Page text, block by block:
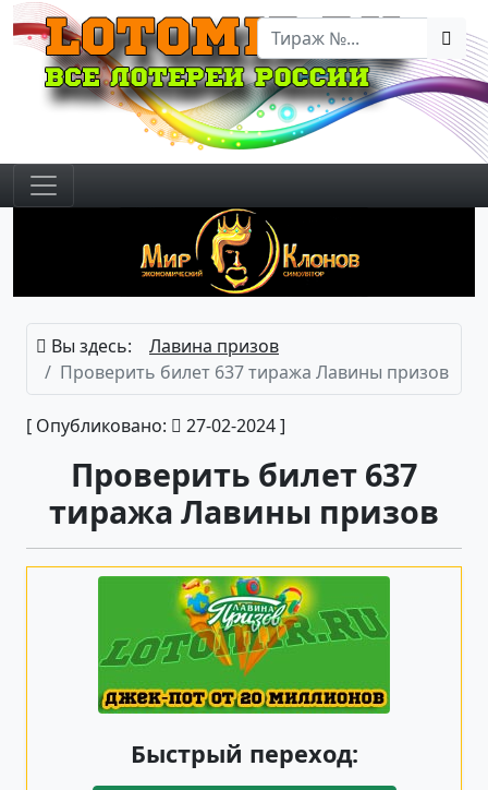
Вы здесь:
Лавина призов
Проверить билет 637 тиража Лавины призов
[ Опубликовано: 27-02-2024 ]
Проверить билет 637
тиража Лавины призов
Быстрый переход: